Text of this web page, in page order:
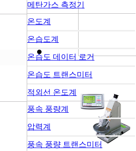
메탄가스 측정기
온도계
온습도계
온습도 데이터 로거
온습도 트랜스미터
적외선 온도계
풍속 풍량계
압력계
풍속 풍량 트랜스미터